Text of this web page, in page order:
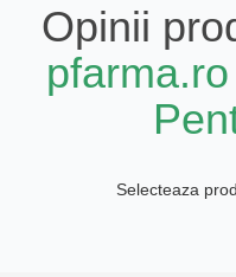
Opinii
pfarma.ro
Selecteaza